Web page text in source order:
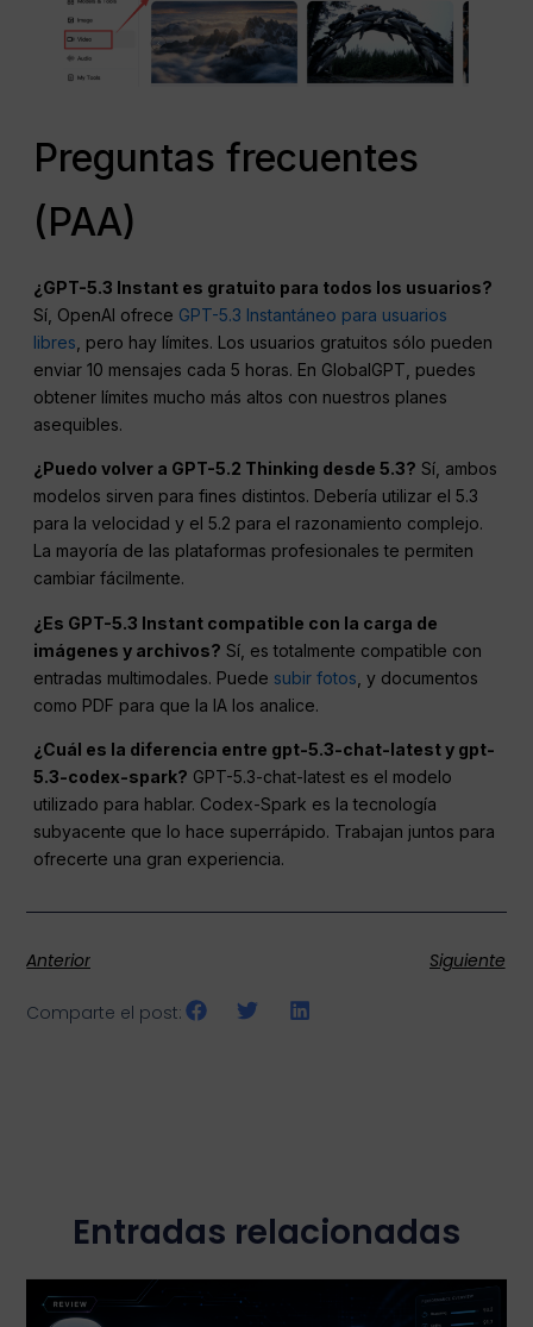
Preguntas frecuentes
(PAA)
¿GPT-5.3 Instant es gratuito para todos los usuarios?
Sí, OpenAI ofrece GPT-5.3 Instantáneo para usuarios
libres , pero hay límites. Los usuarios gratuitos sólo pueden
enviar 10 mensajes cada 5 horas. En GlobalGPT, puedes
obtener límites mucho más altos con nuestros planes
asequibles.
¿Puedo volver a GPT-5.2 Thinking desde 5.3? Sí, ambos
modelos sirven para fines distintos. Debería utilizar el 5.3
para la velocidad y el 5.2 para el razonamiento complejo.
La mayoría de las plataformas profesionales te permiten
cambiar fácilmente.
¿Es GPT-5.3 Instant compatible con la carga de
imágenes y archivos? Sí, es totalmente compatible con
entradas multimodales. Puede subir fotos , y documentos
como PDF para que la IA los analice.
¿Cuál es la diferencia entre gpt-5.3-chat-latest y gpt-
5.3-codex-spark? GPT-5.3-chat-latest es el modelo
utilizado para hablar. Codex-Spark es la tecnología
subyacente que lo hace superrápido. Trabajan juntos para
ofrecerte una gran experiencia.
Anterior Siguiente
Comparte el post:
Entradas relacionadas